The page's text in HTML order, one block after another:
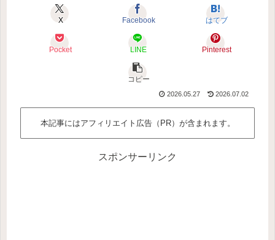
X Facebook はてブ
Pocket LINE Pinterest
コピー
2026.05.27 2026.07.02
本記事にはアフィリエイト広告（PR）が含まれます。
スポンサーリンク